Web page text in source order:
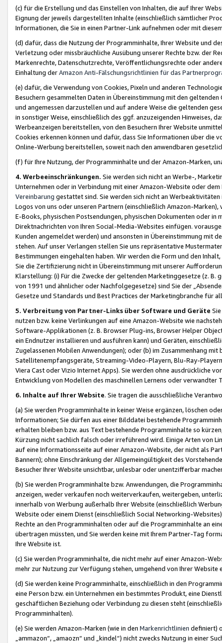
(c) für die Erstellung und das Einstellen von Inhalten, die auf Ihrer
Eignung der jeweils dargestellten Inhalte (einschließlich sämtlicher
Informationen, die Sie in einen Partner-Link aufnehmen oder mit
(d) dafür, dass die Nutzung der Programminhalte, Ihrer Website und
Verletzung oder missbräuchliche Ausübung unserer Rechte bzw. der
Markenrechte, Datenschutzrechte, Veröffentlichungsrechte oder
Einhaltung derAmazon Anti-Fälschungsrichtlinien für das
(e) dafür, die Verwendung von Cookies, Pixeln und anderen
Besuchern gesammelten Daten in Übereinstimmung mit den
und angemessen darzustellen und auf andere Weise die geltenden
in sonstiger Weise, einschließlich des ggf. anzuzeigenden Hinweises,
Werbeanzeigen bereitstellen, von den Besuchern Ihrer Website
Cookies erkennen können und dafür, dass Sie Informationen über die
Online-Werbung bereitstellen, soweit nach den anwendbaren
(f) für Ihre Nutzung, der Programminhalte und der Amazon-Marken,
4. Werbeeinschränkungen. Sie werden sich nicht an Werbe-,
Unternehmen oder in Verbindung mit einer Amazon-Website oder
Vereinbarung gestattet sind. Sie werden sich nicht an
Logos von uns oder unseren Partnern (einschließlich Amazon-
E-Books, physischen Postsendungen, physischen Dokumenten oder in
Direktnachrichten von Ihren Social-Media-Websites einfügen.
Kunden angemeldet werden) und ansonsten in Übereinstimmung mit
stehen. Auf unser Verlangen stellen Sie uns repräsentative
Bestimmungen eingehalten haben. Wir werden die Form und den
Sie die Zertifizierung nicht in Übereinstimmung mit unserer
Klarstellung: (i) Für die Zwecke der geltenden Marketinggesetze (z. B.
von 1991 und ähnlicher oder Nachfolgegesetze) sind Sie der
Gesetze und Standards und Best Practices der Marketingbranche für
5. Verbreitung von Partner-Links über Software und Geräte
nutzen bzw. keine Verlinkungen auf eine Amazon-Website wie
Software-Applikationen (z. B. Browser Plug-ins, Browser Helper
ein Endnutzer installieren und ausführen kann) und Geräten,
Zugelassenen Mobilen Anwendungen); oder (b) im Zusammenhang
Satellitenempfangsgeräte, Streaming-Video-Playern, Blu-Ray-
Viera Cast oder Vizio Internet Apps). Sie werden ohne ausdrückliche
Entwicklung von Modellen des maschinellen Lernens oder
6. Inhalte auf Ihrer Website. Sie tragen die ausschließliche
(a) Sie werden Programminhalte in keiner Weise ergänzen, löschen
Informationen; Sie dürfen aus einer Bilddatei bestehende
erhalten bleiben bzw. aus Text bestehende Programminhalte so
Kürzung nicht sachlich falsch oder irreführend wird. Einige Arten von
auf eine Informationsseite auf einer Amazon-Website, der nicht als
Bannern); ohne Einschränkung der Allgemeingültigkeit des
Besucher Ihrer Website unsichtbar, unlesbar oder unentzifferbar
(b) Sie werden Programminhalte bzw. Anwendungen, die
anzeigen, weder verkaufen noch weiterverkaufen, weitergeben,
innerhalb von Werbung außerhalb Ihrer Website (einschließlich
Website oder einem Dienst (einschließlich Social Networking-
Rechte an den Programminhalten oder auf die Programminhalte an
übertragen müssten, und Sie werden keine mit Ihrem Partner-Tag
Ihre Website ist.
(c) Sie werden Programminhalte, die nicht mehr auf einer Amazon-
mehr zur Nutzung zur Verfügung stehen, umgehend von Ihrer
(d) Sie werden keine Programminhalte, einschließlich in den
eine Person bzw. ein Unternehmen ein bestimmtes Produkt, eine
geschäftlichen Beziehung oder Verbindung zu diesen steht
Programminhalten).
(e) Sie werden Amazon-Marken (wie in den Markenrichtlinien definiert)
„ammazon“, „amaozn“ und „kindel“) nicht zwecks Nutzung in einer